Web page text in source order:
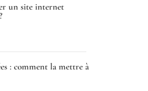
un site internet
: comment la mettre à